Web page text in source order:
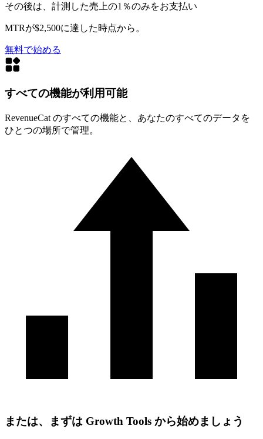
その後は、計測した売上の1％のみをお支払い
MTRが$2,500に達した時点から。
無料で始める
すべての機能が利用可能
RevenueCat のすべての機能と、あなたのすべてのデータを
ひとつの場所で管理。
または、まずは Growth Tools から始めましょう